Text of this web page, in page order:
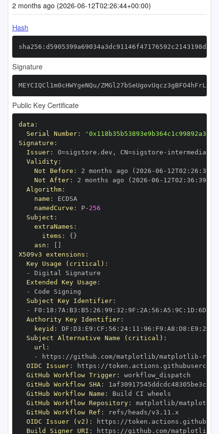
2 months ago (2026-06-12T02:26:44+00:00)
Hash
Signature
MEYCIQCl1m0cHWYgeNQu/
Public Key Certificate
data :
Serial Number:
Signature :
Issuer: O=sigstore.dev , CN=sigstore -
Validity:
Not Before : 2 months ago (2026 -06 - 12T02 : 26 :
Not After: 2 months ago (2026 -06 - 12T02 : 36 : 39+00
Algorithm:
name :
namedCurve : P- 256
Subject :
extraNames :
items : { }
asn :
X509v3 extensions :
Key Usage (critical) :
-
Extended Key Usage :
-
Subject Key Identifier:
-
F0 : 18 : 7A : B3 : B5 : 26 : 99 : 32 : 9F : 2A : 56 : A5 : 9C : 1D : 6D
Authority Key Identifier:
keyid : DF : D3 : E9 : CF : 56 : 24: 11 : 96 : F9 : A8 : D8 : E9 : 28
Subject Alternative Name (critical) :
url :
-
https : //github.com/matplotlib/matplotlib -
OIDC Issuer: https :
GitHub Workflow Trigger:
GitHub Workflow SHA:
GitHub Workflow Name :
GitHub Workflow Repository: matplotlib/matplotlib
GitHub Workflow Ref :
OIDC Issuer (v2) : https :
Build Signer URI : https : //github.com/matplotlib/